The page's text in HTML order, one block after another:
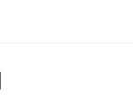
램을 연계하여 지원하는